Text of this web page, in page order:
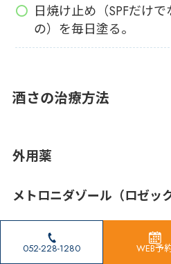
052-228-1280 WEB予
日焼け止め（SPFだけ
の）を毎日塗る。
酒さの治療方法
外用薬
メトロニダゾール（ロゼッ
寄生虫に対する作用と抗炎